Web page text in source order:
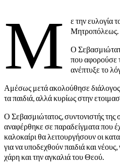
Μ
ε την ευλογία
Μητροπόλεως.
Ο
που αφορούσε
ανέπτυξε το
Αμέσως μετά ακολούθησε
τα παιδιά, αλλά κυρίως στην
Ο Σεβασμιώτατος, συντονιστής της
αναφέρθηκε σε παραδείγματα που
καλοκαίρι θα λειτουργήσουν οι
για να υποδεχθούν παιδιά και
χάρη και την αγκαλιά του Θεού.